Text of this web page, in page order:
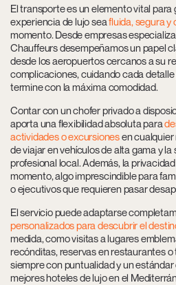
El transporte es un elemento vital para
experiencia de lujo seafluida, segura y
momento. Desde empresas
Chauffeurs desempeñamos un papel
desde los aeropuertos cercanos a su
complicaciones, cuidando cada
termine con la máxima comodidad.
Contar con un chofer privado a
aporta una flexibilidad absoluta para
actividades o excursionesen
de viajar en vehículos de alta gama y
profesional local. Además, la
momento, algo imprescindible para
o ejecutivos que requieren pasar
El servicio puede adaptarse
personalizados para descubrir el
medida, como visitas a lugares
recónditas, reservas en restaurantes
siempre con puntualidad y un
mejores hoteles de lujo en el